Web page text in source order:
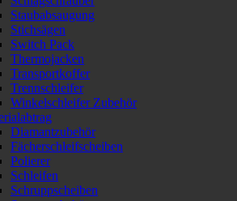
Staubabsaugung
Stichsägen
Switch Pack
Thermojacken
Transportkoffer
Trennschleifer
Winkelschleifer Zubehör
Diamantzubehör
Fächerschleifscheiben
Polierer
Schleifen
Schruppscheiben